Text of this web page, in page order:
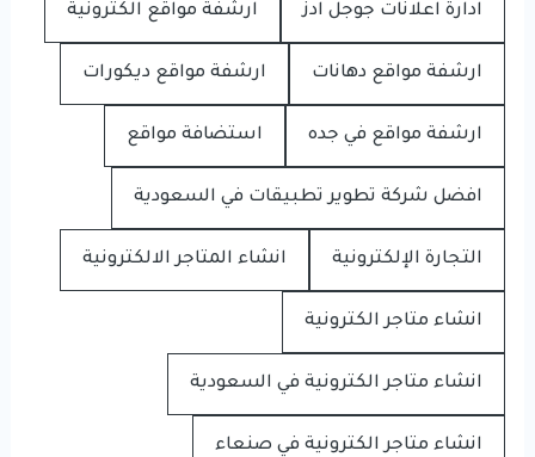
ادارة اعلانات جوجل ادز ارشفة مواقع الكترونية
ارشفة مواقع دهانات ارشفة مواقع ديكورات
ارشفة مواقع في جده استضافة مواقع
افضل شركة تطوير تطبيقات في السعودية
التجارة الإلكترونية انشاء المتاجر الالكترونية
انشاء متاجر الكترونية
انشاء متاجر الكترونية في السعودية
انشاء متاجر الكترونية في صنعاء